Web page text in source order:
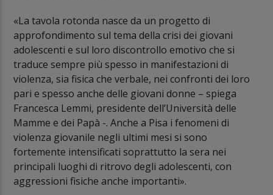
«La tavola rotonda nasce da un progetto di
approfondimento sul tema della crisi dei giovani
adolescenti e sul loro discontrollo emotivo che si
traduce sempre più spesso in manifestazioni di
violenza, sia fisica che verbale, nei confronti dei loro
pari e spesso anche delle giovani donne – spiega
Francesca Lemmi, presidente dell’Università delle
Mamme e dei Papà -. Anche a Pisa i fenomeni di
violenza giovanile negli ultimi mesi si sono
fortemente intensificati soprattutto la sera nei
principali luoghi di ritrovo degli adolescenti, con
aggressioni fisiche anche importanti».